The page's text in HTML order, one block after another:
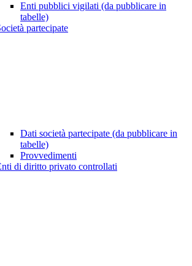
Enti pubblici vigilati (da pubblicare in
tabelle)
partecipate
Dati società partecipate (da pubblicare in
tabelle)
Provvedimenti
di diritto privato controllati